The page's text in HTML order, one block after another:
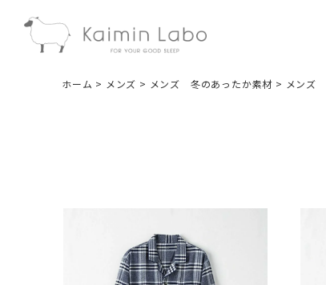
ホーム メンズ メンズ 冬のあったか素材 メンズ